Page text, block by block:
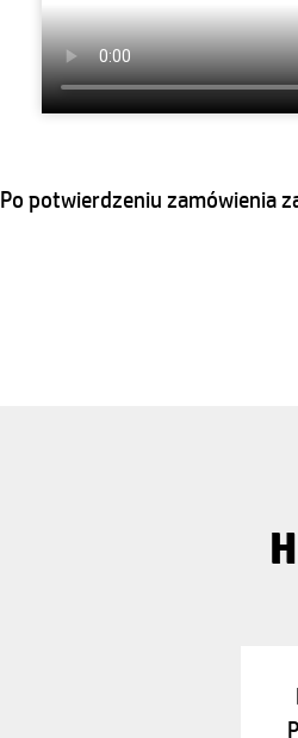
Po potwierdzeniu zamówienia